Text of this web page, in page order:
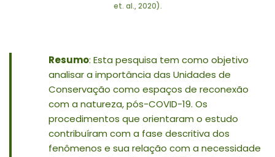
et. al., 2020).
Resumo: Esta pesquisa tem como objetivo
analisar a importância das Unidades de
Conservação como espaços de reconexão
com a natureza, pós-COVID-19. Os
procedimentos que orientaram o estudo
contribuíram com a fase descritiva dos
fenômenos e sua relação com a necessidade